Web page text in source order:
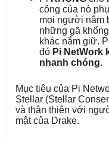
công của nó
mọi người nắm
những gã
khác nắm giữ.
đó Pi NetWork
nhanh chóng.
Mục tiêu của Pi
Stellar (Stellar
và thân thiện với
mật của Drake.